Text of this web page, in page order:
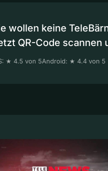
wollen keine
QR-Code scannen
★ 4.5 von 5Android: ★ 4.4 von 5